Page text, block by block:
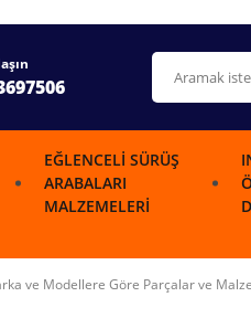
EĞLENCELI SÜRÜŞ
ARABALARI
MALZEMELERI
ve Modellere Göre Parçalar ve